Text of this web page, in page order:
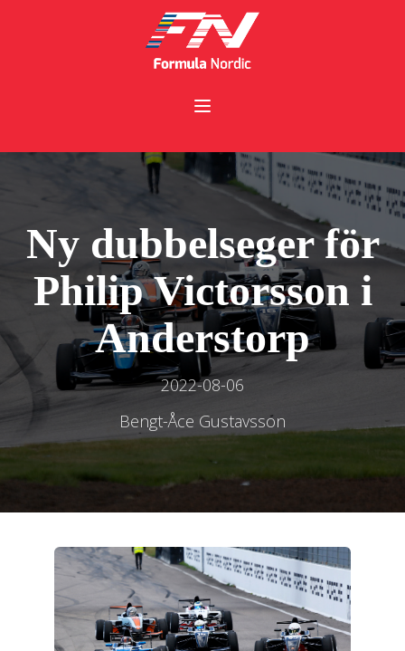
Ny dubbelseger för
Philip Victorsson i
Anderstorp
2022-08-06
Bengt-Åce Gustavsson